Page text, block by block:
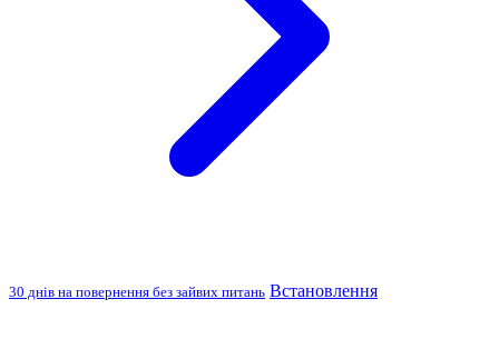
30 днів на повернення без зайвих питань Встановлення